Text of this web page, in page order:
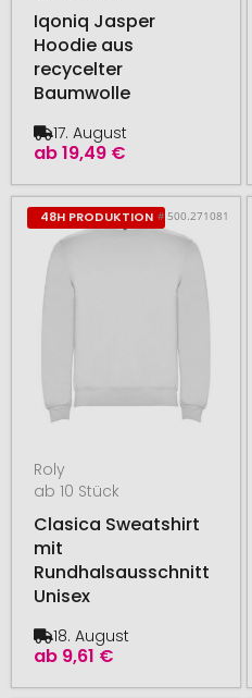
Iqoniq Jasper
Hoodie aus
recycelter
Baumwolle
ab19,49 €
17. August
48H PRODUKTION # 500.271081
Roly
ab 10 Stück
Clasica Sweatshirt
mit
Rundhalsausschnitt
Unisex
ab 9,61 €
18. August